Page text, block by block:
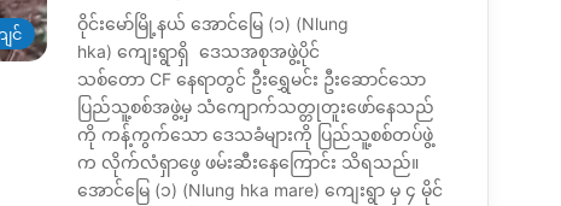
င်
ဝိုင်းမော်မြို့နယ် အောင်မြေ (၁) (Nlung
hka) ကျေးရွာရှိ ဒေသအစုအဖွဲ့ပိုင်
သစ်တော CF နေရာတွင် ဦးရွှေမင်း ဦးဆောင်သော
ပြည်သူ့စစ်အဖွဲ့မှ သံကျောက်သတ္တုတူးဖော်နေသည်
ကို ကန့်ကွက်သော ဒေသခံများကို ပြည်သူ့စစ်တပ်ဖွဲ့
က လိုက်လံရှာဖွေ ဖမ်းဆီးနေကြောင်း သိရသည်။
အောင်မြေ (၁) (Nlung hka mare) ကျေးရွာ မှ ၄ မိုင်